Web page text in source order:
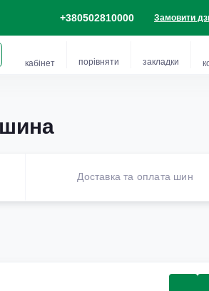
+380502810000 Замовити
кабінет порівняти закладки
шина
Доставка та оплата шин